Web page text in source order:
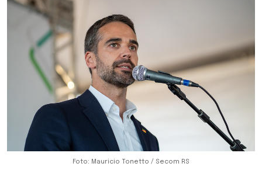
Foto: Mauricio Tonetto / Secom RS